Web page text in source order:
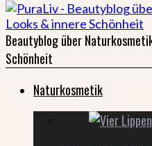
Beautyblog über
Schönheit
Naturkosmetik